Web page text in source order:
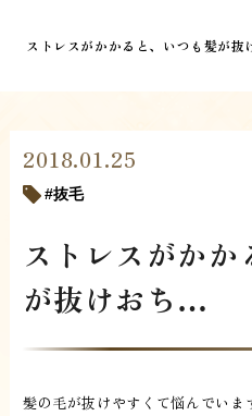
ストレスがかかると、いつも髪が
2018.01.25
抜毛
ストレスがか
が抜けおち…
髪の毛が抜けやすくて悩んでいま